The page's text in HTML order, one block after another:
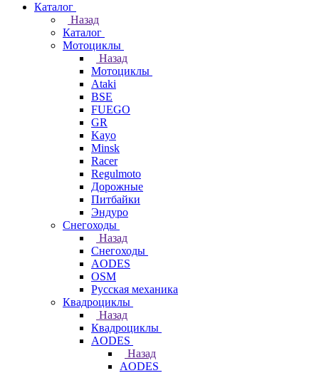
Каталог
Назад
Каталог
Мотоциклы
Назад
Мотоциклы
Ataki
BSE
FUEGO
GR
Kayo
Minsk
Racer
Regulmoto
Дорожные
Питбайки
Эндуро
Снегоходы
Назад
Снегоходы
AODES
OSM
Русская механика
Квадроциклы
Назад
Квадроциклы
AODES
Назад
AODES